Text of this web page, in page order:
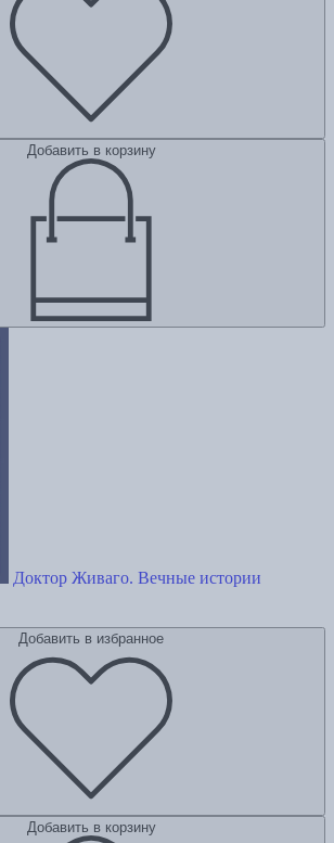
Добавить в корзину
Доктор Живаго. Вечные истории
Добавить в избранное
Добавить в корзину